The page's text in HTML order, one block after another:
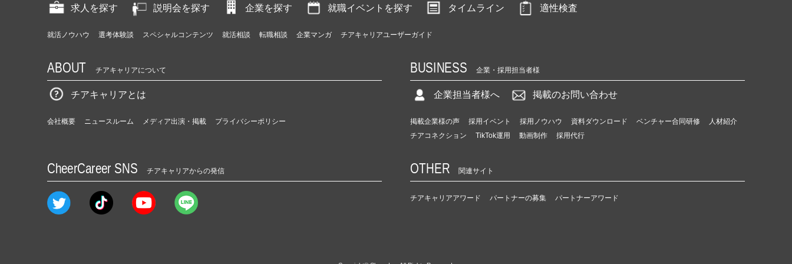
求人を探す 説明会を探す 企業を探す 就職イベントを探す タイムライン 適性検査
就活ノウハウ 選考体験談 スペシャルコンテンツ 就活相談 転職相談 企業マンガ チアキャリアユーザーガイド
ABOUT チアキャリアについて
チアキャリアとは
会社概要 ニュースルーム メディア出演・掲載 プライバシーポリシー
BUSINESS 企業・採用担当者様
企業担当者様へ 掲載のお問い合わせ
掲載企業様の声 採用イベント 採用ノウハウ 資料ダウンロード ベンチャー合同研修
人材紹介
チアコネクション
TikTok運用 動画制作 採用代行
CheerCareer SNS チアキャリアからの発信 OTHER 関連サイト
チアキャリアアワード パートナーの募集 パートナーアワード